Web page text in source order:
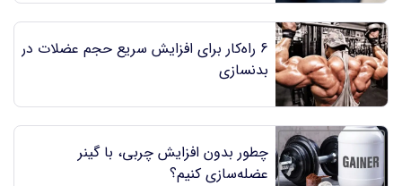
6 راه‌کار برای افزایش سریع حجم عضلات در
بدنسازی
چطور بدون افزایش چربی، با گینر
عضله‌سازی کنیم؟